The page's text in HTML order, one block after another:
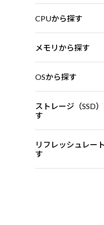
CPUから探す
メモリから探す
OSから探す
ストレージ（SSD
す
リフレッシュレー
す